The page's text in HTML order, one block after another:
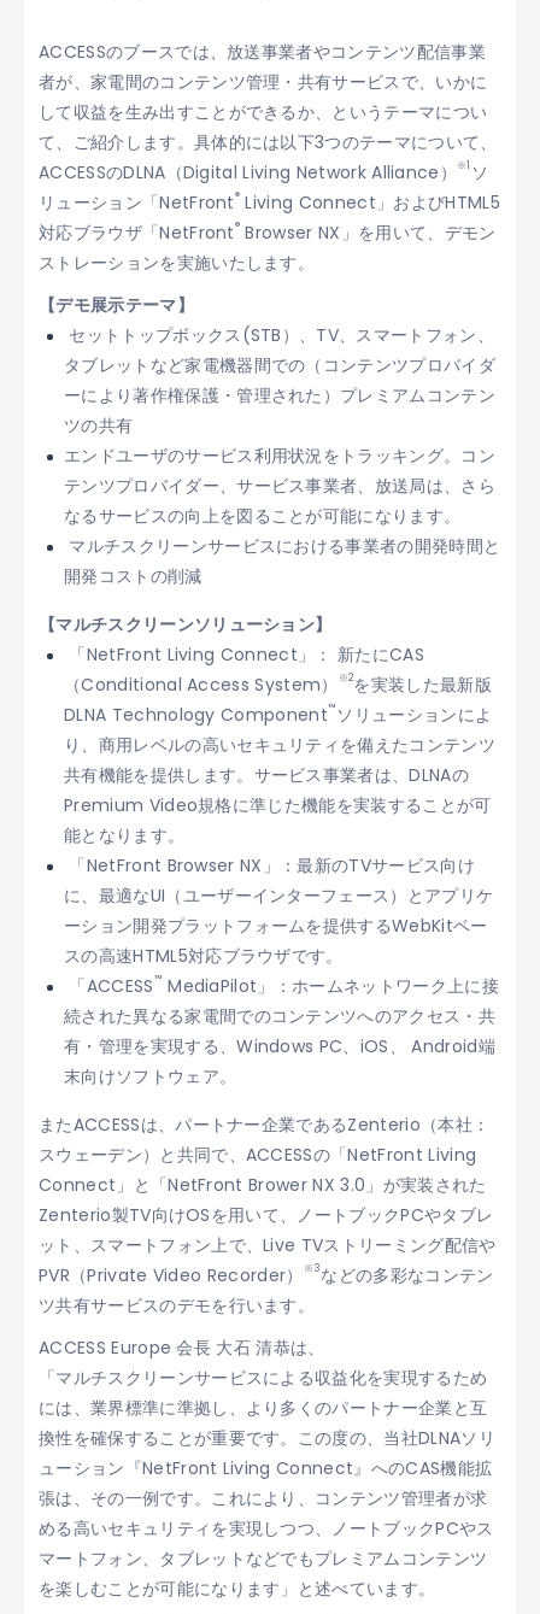
ACCESSのブースでは、放送事業者やコンテンツ配信事業
者が、家電間のコンテンツ管理・共有サービスで、いかに
して収益を生み出すことができるか、というテーマについ
て、ご紹介します。具体的には以下3つのテーマについて、
ACCESSのDLNA（Digital Living Network Alliance）
※1 ソ
リューション「NetFront® Living Connect」およびHTML5
対応ブラウザ「NetFront® Browser NX」を用いて、デモン
ストレーションを実施いたします。
【デモ展示テーマ】
セットトップボックス(STB）、TV、スマートフォン、
タブレットなど家電機器間での（コンテンツプロバイダ
ーにより著作権保護・管理された）プレミアムコンテン
ツの共有
エンドユーザのサービス利用状況をトラッキング。コン
テンツプロバイダー、サービス事業者、放送局は、さら
なるサービスの向上を図ることが可能になります。
マルチスクリーンサービスにおける事業者の開発時間と
開発コストの削減
【マルチスクリーンソリューション】
「NetFront Living Connect」： 新たにCAS
（Conditional Access System）
※2を実装した最新版
DLNA Technology Component™ ソリューションによ
り、商用レベルの高いセキュリティを備えたコンテンツ
共有機能を提供します。サービス事業者は、DLNAの
Premium Video規格に準じた機能を実装することが可
能となります。
「NetFront Browser NX」：最新のTVサービス向け
に、最適なUI（ユーザーインターフェース）とアプリケ
ーション開発プラットフォームを提供するWebKitベー
スの高速HTML5対応ブラウザです。
「ACCESS™ MediaPilot」：ホームネットワーク上に接
続された異なる家電間でのコンテンツへのアクセス・共
有・管理を実現する、Windows PC、iOS、 Android端
末向けソフトウェア。
またACCESSは、パートナー企業であるZenterio（本社：
スウェーデン）と共同で、ACCESSの「NetFront Living
Connect」と「NetFront Brower NX 3.0」が実装された
Zenterio製TV向けOSを用いて、ノートブックPCやタブレ
ット、スマートフォン上で、Live TVストリーミング配信や
PVR（Private Video Recorder）
※3などの多彩なコンテン
ツ共有サービスのデモを行います。
ACCESS Europe 会長 大石 清恭は、
「マルチスクリーンサービスによる収益化を実現するため
には、業界標準に準拠し、より多くのパートナー企業と互
換性を確保することが重要です。この度の、当社DLNAソリ
ューション『NetFront Living Connect』へのCAS機能拡
張は、その一例です。これにより、コンテンツ管理者が求
める高いセキュリティを実現しつつ、ノートブックPCやス
マートフォン、タブレットなどでもプレミアムコンテンツ
を楽しむことが可能になります」と述べています。